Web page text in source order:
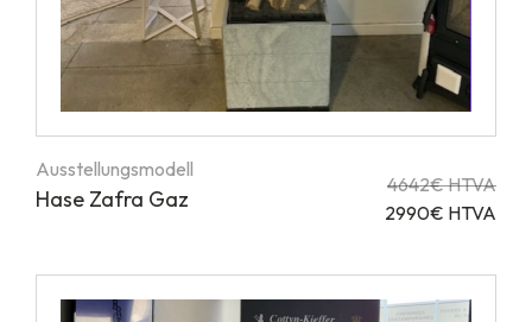
Ausstellungsmodell
Hase Zafra Gaz
4642€ HTVA
2990€ HTVA